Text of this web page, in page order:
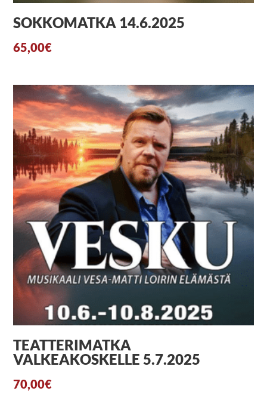
SOKKOMATKA 14.6.2025
65,00€
TEATTERIMATKA
VALKEAKOSKELLE 5.7.2025
70,00€